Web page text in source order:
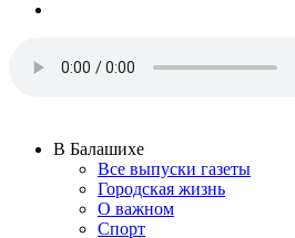
В Балашихе
Все выпуски газеты
Городская жизнь
О важном
Спорт